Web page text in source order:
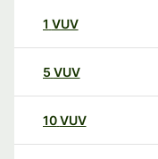
1 VUV
5 VUV
10VUV